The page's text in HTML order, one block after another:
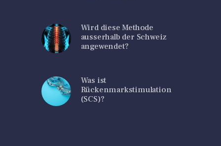
Wird diese Methode
ausserhalb der Schweiz
angewendet?
Was ist
Rückenmarkstimulation
(SCS)?